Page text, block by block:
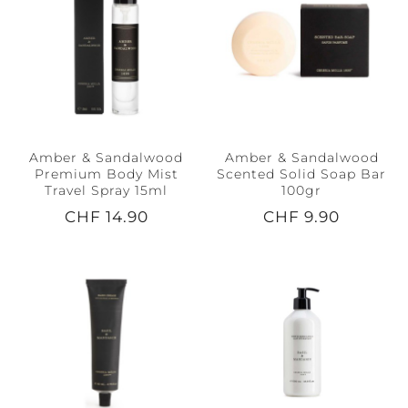
Amber & Sandalwood
Premium Body Mist
Travel Spray 15ml
CHF 14.90
Amber & Sandalwood
Scented Solid Soap Bar
100gr
CHF 9.90